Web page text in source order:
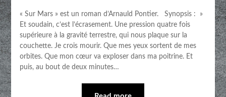
« Sur Mars » est un roman d’Arnauld Pontier. Synopsis : »
Et soudain, c’est l’écrasement. Une pression quatre fois
supérieure à la gravité terrestre, qui nous plaque sur la
couchette. Je crois mourir. Que mes yeux sortent de mes
orbites. Que mon cœur va exploser dans ma poitrine. Et
puis, au bout de deux minutes…